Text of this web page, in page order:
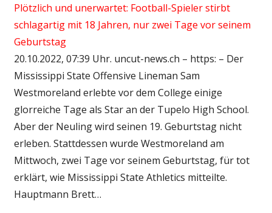
Plötzlich und unerwartet: Football-Spieler stirbt
schlagartig mit 18 Jahren, nur zwei Tage vor seinem
Geburtstag
20.10.2022, 07:39 Uhr. uncut-news.ch – https: – Der
Mississippi State Offensive Lineman Sam
Westmoreland erlebte vor dem College einige
glorreiche Tage als Star an der Tupelo High School.
Aber der Neuling wird seinen 19. Geburtstag nicht
erleben. Stattdessen wurde Westmoreland am
Mittwoch, zwei Tage vor seinem Geburtstag, für tot
erklärt, wie Mississippi State Athletics mitteilte.
Hauptmann Brett…